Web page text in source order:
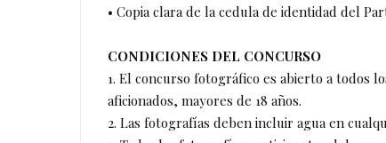
• Copia clara de la cedula de identidad del
CONDICIONES DEL CONCURSO
1. El concurso fotográfico es abierto a todos
aficionados, mayores de 18 años.
2. Las fotografías deben incluir agua en